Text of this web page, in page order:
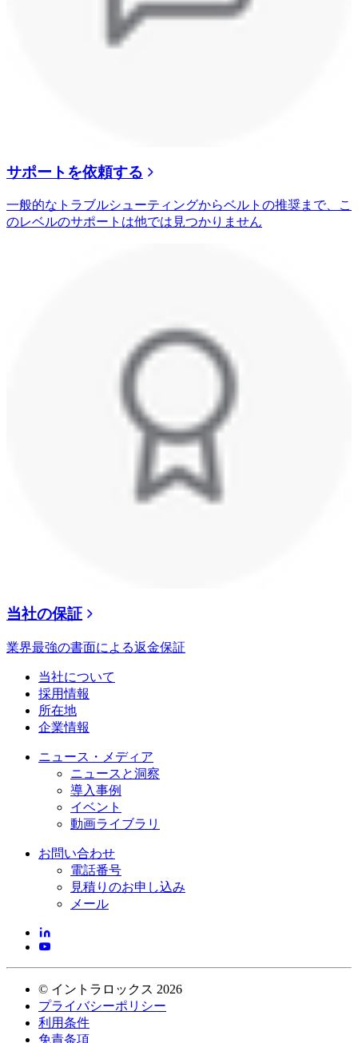
サポートを依頼する
一般的なトラブルシューティングからベルトの推奨まで、こ
のレベルのサポートは他では見つかりません
当社の保証
業界最強の書面による返金保証
当社について
採用情報
所在地
企業情報
ニュース・メディア
ニュースと洞察
導入事例
イベント
動画ライブラリ
お問い合わせ
電話番号
見積りのお申し込み
メール
© イントラロックス 2026
プライバシーポリシー
利用条件
免責条項